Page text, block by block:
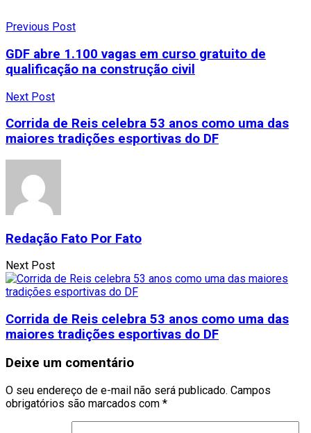
Previous Post
GDF abre 1.100 vagas em curso gratuito de
qualificação na construção civil
Next Post
Corrida de Reis celebra 53 anos como uma das
maiores tradições esportivas do DF
Redação Fato Por Fato
Next Post
Corrida de Reis celebra 53 anos como uma das
maiores tradições esportivas do DF
Deixe um comentário
O seu endereço de e-mail não será publicado. Campos
obrigatórios são marcados com *